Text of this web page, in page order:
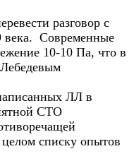
разговор с
века. Современные
10-10 Па, что в
ЛЛ в
СТО
списку опытов